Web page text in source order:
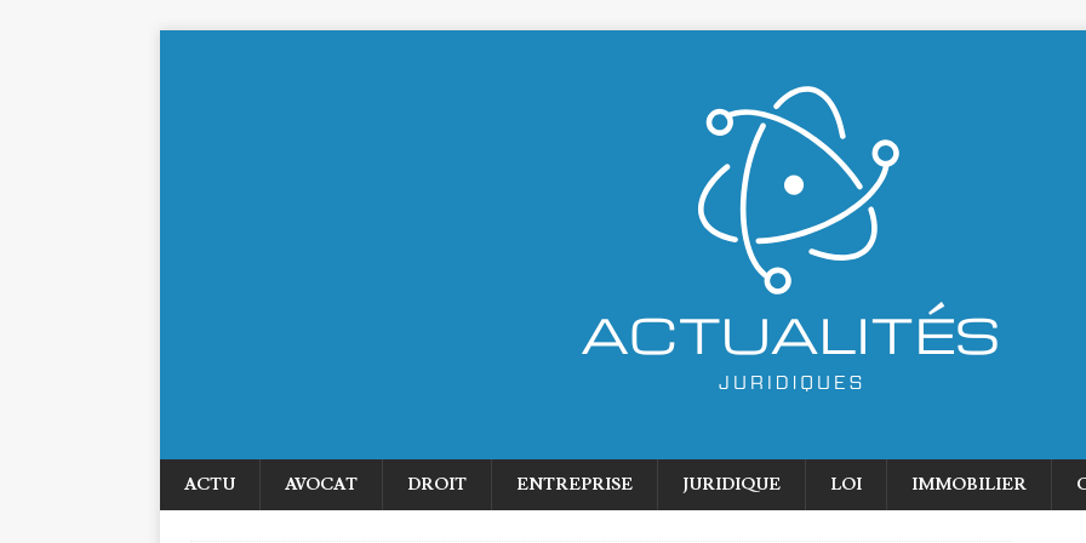
ACTU AVOCAT DROIT ENTREPRISE JURIDIQUE LOI IMMOBILIER